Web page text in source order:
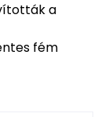
a
fém